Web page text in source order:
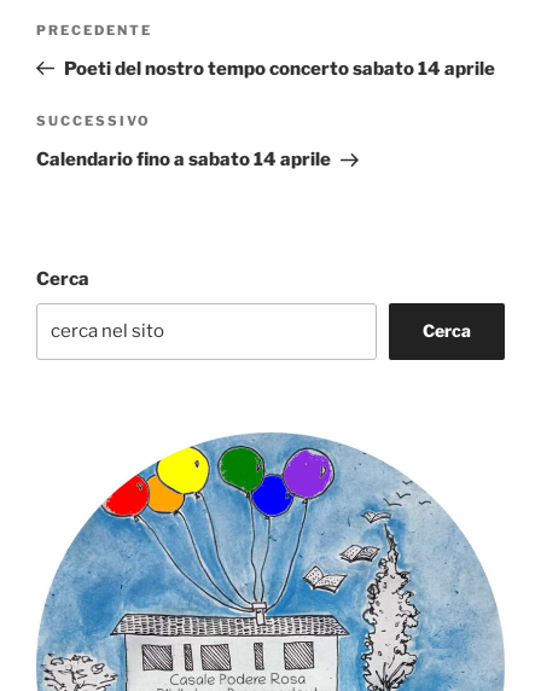
Navigazione
Articolo
precedente:
PRECEDENTE
Poeti del nostro tempo concerto sabato 14 aprile
Articolo
successivo
SUCCESSIVO
Calendario fino a sabato 14 aprile
Cerca
Cerca